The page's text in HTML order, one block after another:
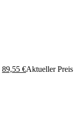
89,55 €Aktueller Preis